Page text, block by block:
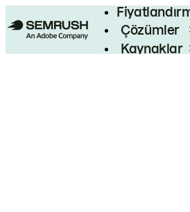
Çözümler
Kaynaklar